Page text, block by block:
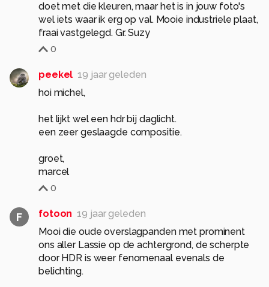
doet met die kleuren, maar het is in jouw foto's
wel iets waar ik erg op val. Mooie industriele plaat,
fraai vastgelegd. Gr. Suzy
0
peekel 19 jaar geleden
hoi michel,
het lijkt wel een hdr bij daglicht.
een zeer geslaagde compositie.
groet,
marcel
0
F fotoon 19 jaar geleden
Mooi die oude overslagpanden met prominent
ons aller Lassie op de achtergrond, de scherpte
door HDR is weer fenomenaal evenals de
belichting.